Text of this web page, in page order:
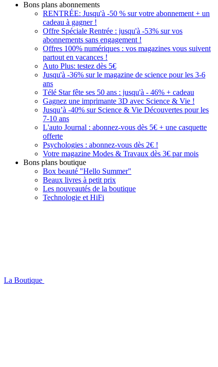
Bons plans abonnements
RENTRÉE: Jusqu'à -50 % sur votre abonnement + un
cadeau à gagner !
Offre Spéciale Rentrée : jusqu'à -53% sur vos
abonnements sans engagement !
Offres 100% numériques : vos magazines vous suivent
partout en vacances !
Auto Plus: testez dès 5€
Jusqu'à -36% sur le magazine de science pour les 3-6
ans
Télé Star fête ses 50 ans : jusqu'à - 46% + cadeau
Gagnez une imprimante 3D avec Science & Vie !
Jusqu’à -40% sur Science & Vie Découvertes pour les
7-10 ans
L'auto Journal : abonnez-vous dès 5€ + une casquette
offerte
Psychologies : abonnez-vous dès 2€ !
Votre magazine Modes & Travaux dès 3€ par mois
Bons plans boutique
Box beauté "Hello Summer"
Beaux livres à petit prix
Les nouveautés de la boutique
Technologie et HiFi
La Boutique